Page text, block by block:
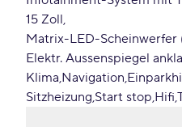
15 Zoll
Matrix-LED-Scheinwerfer
Elektr. Aussenspiegel
Klima Navigation
Sitzheizung Start stop Hifi